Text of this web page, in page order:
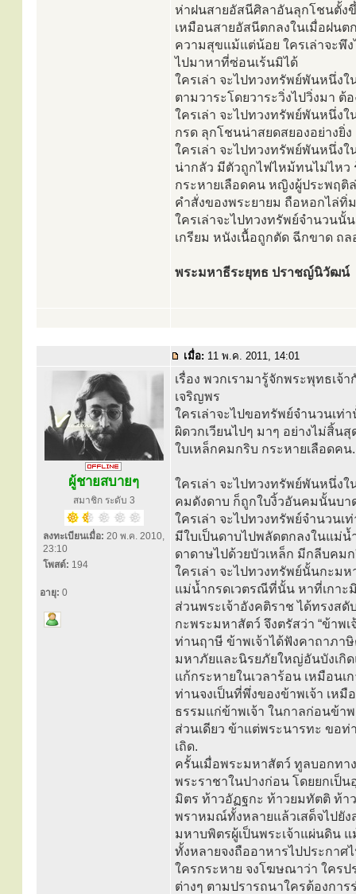
ห่าฝนสายอัสนีศิลาอันลุกโชนตั้ง
เหมือนสายอัสนีตกลงในเมื่อฝน
ความสุขแม้แต่น้อย ใครเล่าจะพึ
ไปมาหาที่ซ่อนเร้นมิได้
ใครเล่า จะไปทวงทรัพย์พันหนึ่ง
ตามวาระโดยวาระวิ่งไปวิ่งมา
ใครเล่า จะไปทวงทรัพย์พันหนึ่ง
กรด ลุกโชนน่าสยดสยองอย่างยิ่
ใครเล่า จะไปทวงทรัพย์พันหนึ่งใ
น่ากลัว มีตัวถูกไฟไหม้ทนไม่ไหว
กระหายเลือดคน หญิงผู้ประพฤติ
คำสั่งของพระยายม ถือหอกไล่ทิ่
ใครเล่าจะไปทวงทรัพย์จำนวนนั้
เกรียม หนังเนื้อถูกตัด ฉีกขาด ถ
พระมหาธีระยุทธ ปราชญ์นิวัฒน์
เมื่อ: 11 พ.ค. 2011, 14:01
ผู้ชายสบายๆ
สมาชิก ระดับ 3
ลงทะเบียนเมื่อ: 20 พ.ค. 2010,
23:10
โพสต์: 194
อายุ: 0
เรื่อง พวกเรามารู้จักพระพุทธเ
เจริญพร
ใครเล่าจะไปขอทรัพย์จำนวนเ
ผิดวกเวียนไปๆ มาๆ อย่างไม่สิ้น
ใบเหล็กคมกริบ กระหายเลือดคน.
ใครเล่า จะไปทวงทรัพย์พันหนึ่ง
คมดังดาบ ก็ถูกใบงิ้วอันคมนั้นบา
ใครเล่า จะไปทวงทรัพย์จำนวน
มีใบเป็นดาบไปพลัดตกลงในแม่
ดาดาษไปด้วยบัวเหล็ก มีกลีบคม
ใครเล่า จะไปทวงทรัพย์นั้นกะม
แม่น้ำกรดเวตรณีที่นั้น หาที่เกาะ
ส่วนพระเจ้าอังคติราช ได้ทรงส
กะพระมหาสัตว์ จึงตรัสว่า “ข้า
ท่านฤาษี ข้าพเจ้าได้ฟังคาถาภา
มหาภัยและนิรยภัยใหญ่อันบังเกิ
แก้กระหายในเวลาร้อน เหมือน
ท่านจงเป็นที่พึ่งของข้าพเจ้า เห
ธรรมแก่ข้าพเจ้า ในกาลก่อนข้า
ส่วนเดียว ข้าแต่พระนารทะ ขอท่
เถิด.
ครั้นเมื่อพระมหาสัตว์ ทูลบอกทา
พระราชาในปางก่อน โดยยกเป็
มิตร ท้าวอัฏฐกะ ท้าวยมทัตติ ท้า
พราหมณ์ทั้งหลายแล้วเสด็จไปยั
มหาบพิตรผู้เป็นพระเจ้าแผ่นดิน
ทั้งหลายจงถืออาหารไปประกาศ
ใครกระหาย จงโฆษณาว่า ใครป
ต่างๆ ตามปรารถนาใครต้องการ